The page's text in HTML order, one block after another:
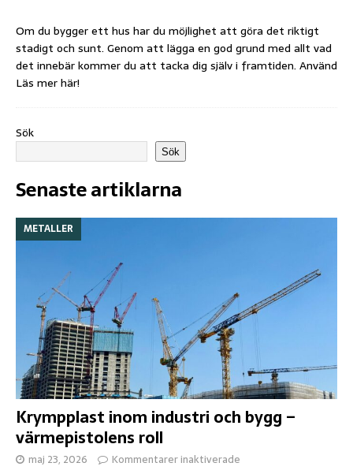
Om du bygger ett hus har du möjlighet att göra det riktigt
stadigt och sunt. Genom att lägga en god grund med allt vad
det innebär kommer du att tacka dig själv i framtiden. Använd
Läs mer här!
Sök
Sök
Senaste artiklarna
Krympplast inom industri och bygg –
värmepistolens roll
METALLER
maj 23, 2026 Kommentarer inaktiverade